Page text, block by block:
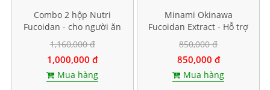
Combo 2 hộp Nutri
Fucoidan - cho người ăn
kiêng, ăn chay
1,160,000 đ
1,000,000 đ
Mua hàng
Minami Okinawa
Fucoidan Extract - Hỗ trợ
điều trị ung thư, Lọ 240
viên
850,000 đ
850,000 đ
Mua hàng